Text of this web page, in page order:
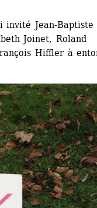
invité Jean-Baptiste
Joinet, Roland
Hiffler à